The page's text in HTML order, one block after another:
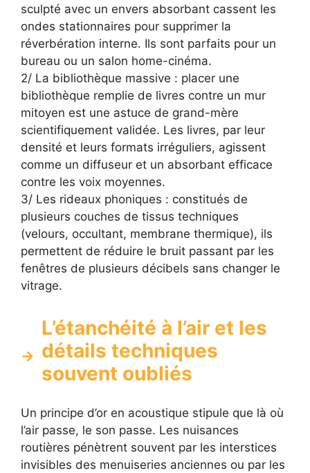
sculpté avec un envers absorbant cassent les
ondes stationnaires pour supprimer la
réverbération interne. Ils sont parfaits pour un
bureau ou un salon home-cinéma.
2/ La bibliothèque massive : placer une
bibliothèque remplie de livres contre un mur
mitoyen est une astuce de grand-mère
scientifiquement validée. Les livres, par leur
densité et leurs formats irréguliers, agissent
comme un diffuseur et un absorbant efficace
contre les voix moyennes.
3/ Les rideaux phoniques : constitués de
plusieurs couches de tissus techniques
(velours, occultant, membrane thermique), ils
permettent de réduire le bruit passant par les
fenêtres de plusieurs décibels sans changer le
vitrage.
L’étanchéité à l’air et les
détails techniques
souvent oubliés
Un principe d’or en acoustique stipule que là où
l’air passe, le son passe. Les nuisances
routières pénètrent souvent par les interstices
invisibles des menuiseries anciennes ou par les